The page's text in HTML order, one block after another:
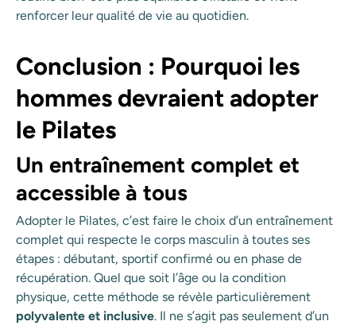
renforcer leur qualité de vie au quotidien.
Conclusion : Pourquoi les
hommes devraient adopter
le Pilates
Un entraînement complet et
accessible à tous
Adopter le Pilates, c’est faire le choix d’un entraînement
complet qui respecte le corps masculin à toutes ses
étapes : débutant, sportif confirmé ou en phase de
récupération. Quel que soit l’âge ou la condition
physique, cette méthode se révèle particulièrement
polyvalente et inclusive. Il ne s’agit pas seulement d’un